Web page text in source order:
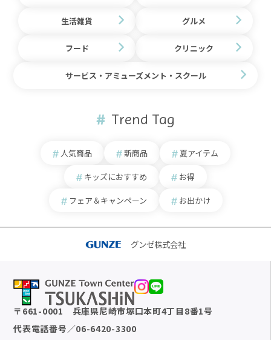
生活雑貨 グルメ
フード クリニック
サービス・アミューズメント・スクール
Trend Tag
人気商品 新商品 夏アイテム
キッズにおすすめ お得
フェア＆キャンペーン お出かけ
グンゼ株式会社
〒 661-0001
兵庫県尼崎市塚口本町4丁目8番1号
代表電話番号／06-6420-3300